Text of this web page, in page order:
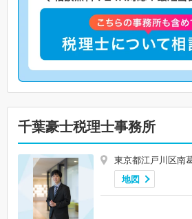
千葉豪士税理士事務所
東京都江戸川区南
地図